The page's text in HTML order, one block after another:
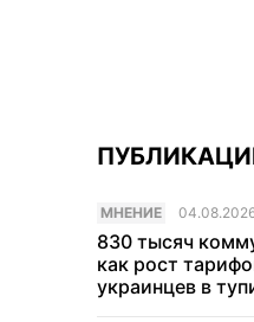
МНЕНИЕ
830 тысяч
как рост
украинцев в